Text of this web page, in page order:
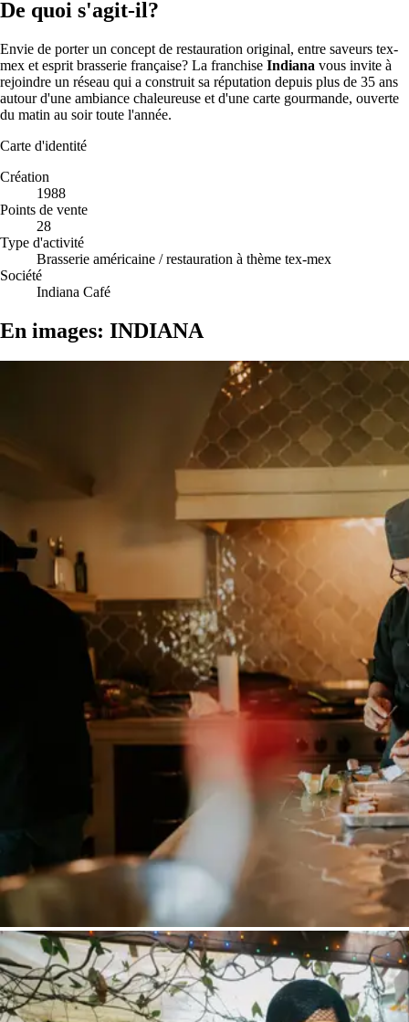
De quoi s'agit-il?
Envie de porter un concept de restauration original, entre saveurs tex-
mex et esprit brasserie française? La franchise Indiana vous invite à
rejoindre un réseau qui a construit sa réputation depuis plus de 35 ans
autour d'une ambiance chaleureuse et d'une carte gourmande, ouverte
du matin au soir toute l'année.
Carte d'identité
Création
1988
Points de vente
28
Type d'activité
Brasserie américaine / restauration à thème tex-mex
Société
Indiana Café
En images: INDIANA